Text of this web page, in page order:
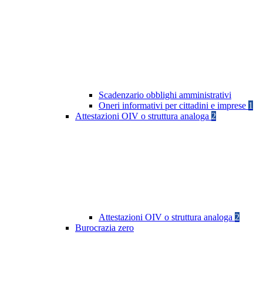
Scadenzario obblighi amministrativi
Oneri informativi per cittadini e imprese 1
Attestazioni OIV o struttura analoga 2
Attestazioni OIV o struttura analoga 2
Burocrazia zero